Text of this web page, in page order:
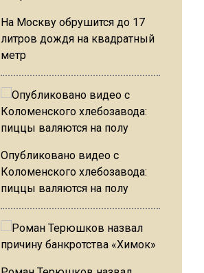
На Москву обрушится до 17
литров дождя на квадратный
метр
Опубликовано видео с
Коломенского хлебозавода:
пиццы валяются на полу